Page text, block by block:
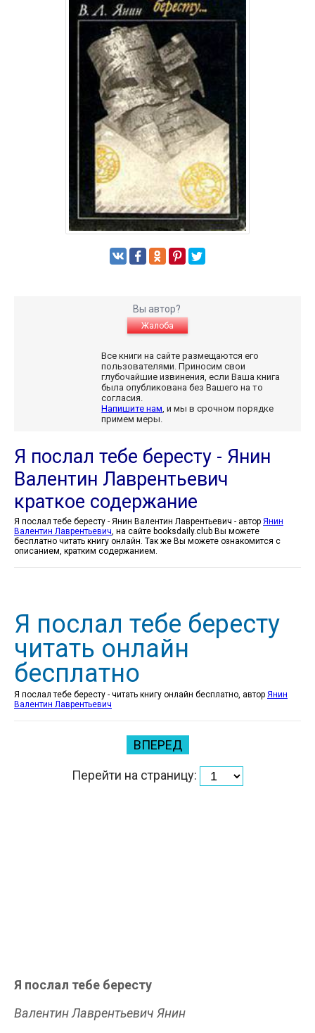
Вы автор?
Жалоба
Все книги на сайте размещаются его
пользователями. Приносим свои
глубочайшие извинения, если Ваша книга
была опубликована без Вашего на то
согласия.
Напишите нам, и мы в срочном порядке
примем меры.
Я послал тебе бересту - Янин
Валентин Лаврентьевич
краткое содержание
Я послал тебе бересту - Янин Валентин Лаврентьевич - автор Янин
Валентин Лаврентьевич, на сайте booksdaily.club Вы можете
бесплатно читать книгу онлайн. Так же Вы можете ознакомится с
описанием, кратким содержанием.
Я послал тебе бересту
читать онлайн
бесплатно
Я послал тебе бересту - читать книгу онлайн бесплатно, автор Янин
Валентин Лаврентьевич
ВПЕРЕД
Перейти на страницу:
Я послал тебе бересту
Валентин Лаврентьевич Янин